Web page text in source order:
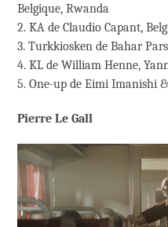
Belgique, Rwanda
2. KA de Claudio Capant,
3. Turkkiosken de Bahar
4. KL de William Henne,
5. One-up de Eimi Imanishi
Pierre Le Gall